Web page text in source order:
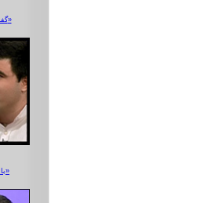
گفت‌وگو با «رضا شهلائی» فاتح «آناپورنا»
با برگزیدگان «جشنواره صعودهای برتر»